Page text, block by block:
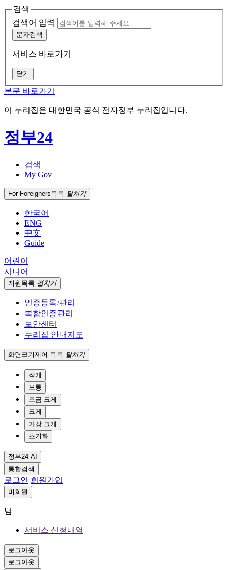
검색
검색어 입력
문자검색
서비스 바로가기
닫기
본문 바로가기
이 누리집은 대한민국 공식 전자정부 누리집입니다.
정부24
검색
My Gov
For Foreigners목록 펼치기
한국어
ENG
中文
Guide
어린이
시니어
지원 목록 펼치기
인증등록/관리
복합인증관리
보안센터
누리집 안내지도
화면크기제어 목록 펼치기
작게
보통
조금 크게
크게
가장 크게
초기화
정부24 AI
통합검색
로그인 회원가입
비회원
님
서비스 신청내역
로그아웃
로그아웃